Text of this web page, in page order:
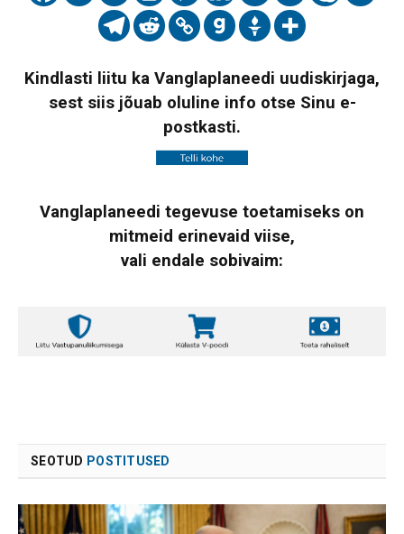
Kindlasti liitu ka Vanglaplaneedi uudiskirjaga,
sest siis jõuab oluline info otse Sinu e-
postkasti.
Vanglaplaneedi tegevuse toetamiseks on
mitmeid erinevaid viise,
vali endale sobivaim:
SEOTUD POSTITUSED